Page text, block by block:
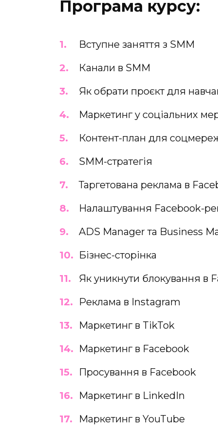
Програма курсу:
Вступне заняття з SMM
Канали в SMM
Як обрати проєкт для
Маркетинг у соціальних
Контент-план для
SMM-стратегія
Таргетована реклама в
Налаштування Facebook-
ADS Manager та Business
Бізнес-сторінка
Як уникнути блокування в
Реклама в Instagram
Маркетинг в TikTok
Маркетинг в Facebook
Просування в Facebook
Маркетинг в LinkedIn
Маркетинг в YouTube